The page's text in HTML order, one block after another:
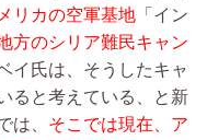
リカの空軍基地 「イン
方のシリア難民キャン
イ氏は、そうしたキャ
ると考えている、と新
は、 そこでは現在、ア